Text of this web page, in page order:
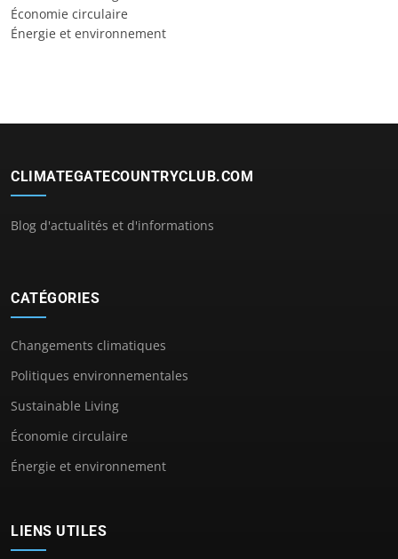
Économie circulaire
Énergie et environnement
CLIMATEGATECOUNTRYCLUB.COM
Blog d'actualités et d'informations
CATÉGORIES
Changements climatiques
Politiques environnementales
Sustainable Living
Économie circulaire
Énergie et environnement
LIENS UTILES